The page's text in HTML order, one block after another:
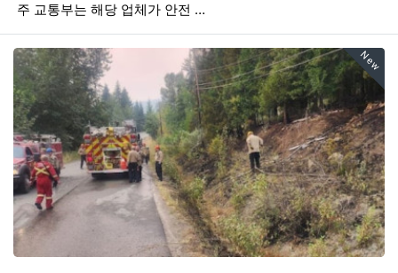
주 교통부는 해당 업체가 안전 …
New